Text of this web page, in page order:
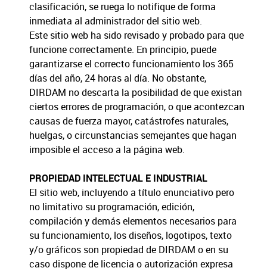
clasificación, se ruega lo notifique de forma
inmediata al administrador del sitio web.
Este sitio web ha sido revisado y probado para que
funcione correctamente. En principio, puede
garantizarse el correcto funcionamiento los 365
días del año, 24 horas al día. No obstante,
DIRDAM no descarta la posibilidad de que existan
ciertos errores de programación, o que acontezcan
causas de fuerza mayor, catástrofes naturales,
huelgas, o circunstancias semejantes que hagan
imposible el acceso a la página web.
PROPIEDAD INTELECTUAL E INDUSTRIAL
El sitio web, incluyendo a título enunciativo pero
no limitativo su programación, edición,
compilación y demás elementos necesarios para
su funcionamiento, los diseños, logotipos, texto
y/o gráficos son propiedad de DIRDAM o en su
caso dispone de licencia o autorización expresa